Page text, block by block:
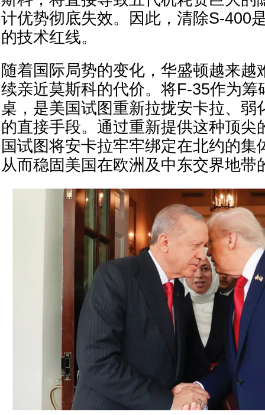
计优势彻底失效。因此，清除S-400
的技术红线。
随着国际局势的变化，华盛顿越来越
续亲近莫斯科的代价。将F-35作为筹
桌，是美国试图重新拉拢安卡拉、弱
的直接手段。通过重新提供这种顶尖
国试图将安卡拉牢牢绑定在北约的集
从而稳固美国在欧洲及中东交界地带